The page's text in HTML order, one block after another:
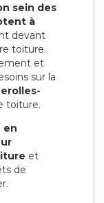
sein des
à
devant
toiture.
et
sur la
toiture.
en
et
de